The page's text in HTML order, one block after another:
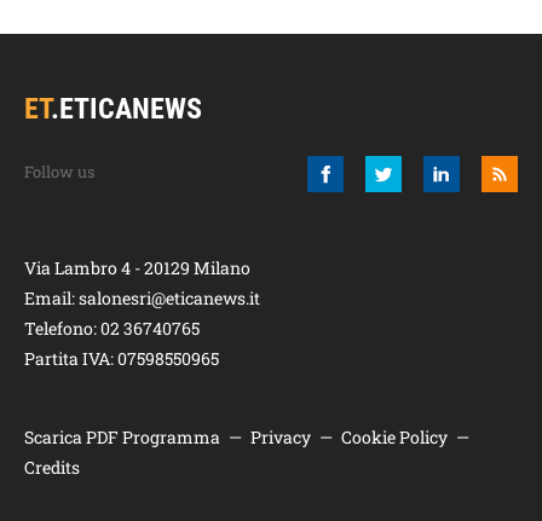
ET.ETICANEWS
Via Lambro 4 - 20129 Milano
Email:salonesri@eticanews.it
Telefono:02 36740765
Partita IVA: 07598550965
Scarica PDF Programma — Privacy — Cookie Policy —
Credits